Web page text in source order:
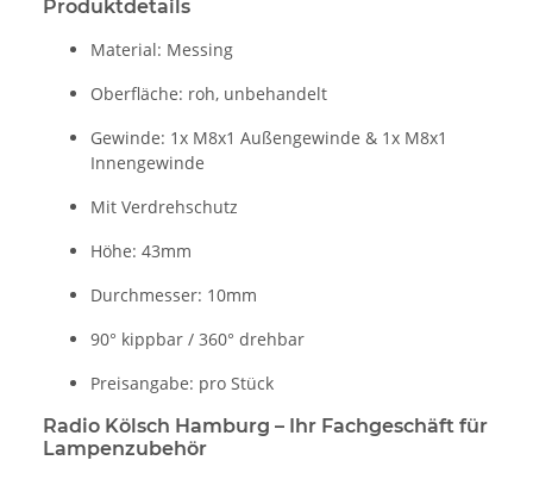
Produktdetails
Material: Messing
Oberfläche: roh, unbehandelt
Gewinde: 1x M8x1 Außengewinde & 1x M8x1
Innengewinde
Mit Verdrehschutz
Höhe: 43mm
Durchmesser: 10mm
90° kippbar / 360° drehbar
Preisangabe: pro Stück
Radio Kölsch Hamburg – Ihr Fachgeschäft für
Lampenzubehör